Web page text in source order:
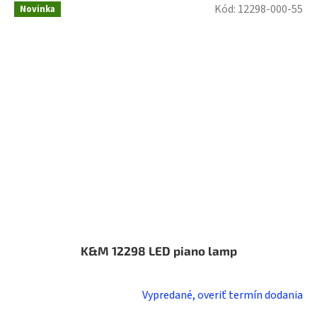
Novinka
K&M 12298 LED piano lamp
Vypredané, overiť termín dodania
Kód: 12298-000-55